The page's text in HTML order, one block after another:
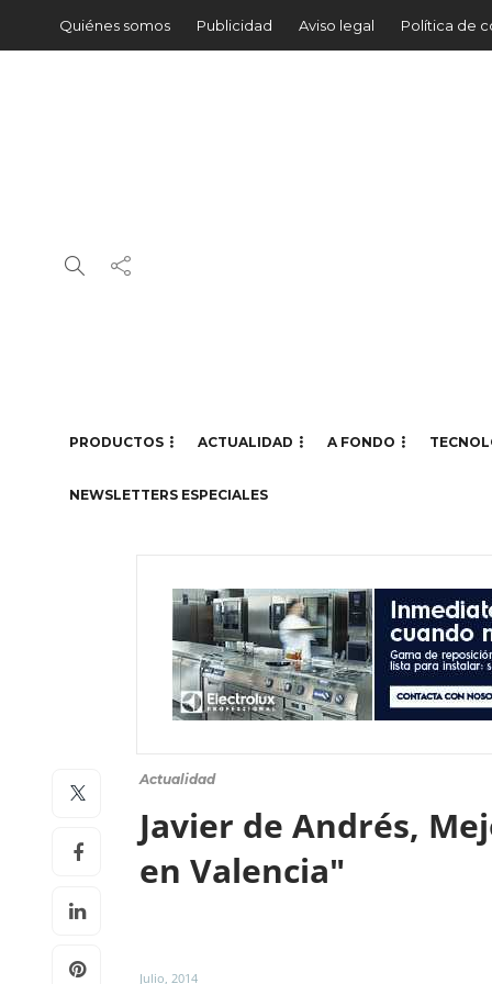
Quiénes somos Publicidad Aviso legal Política de
PRODUCTOS ACTUALIDAD A FONDO
NEWSLETTERS ESPECIALES
Actualidad
Javier de Andrés,
en Valencia"
Julio, 2014